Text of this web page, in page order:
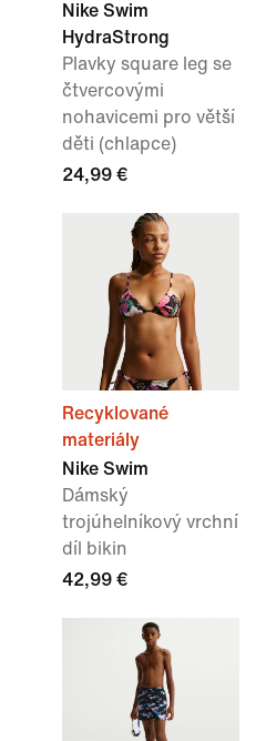
Nike Swim
HydraStrong
Plavky square leg se
čtvercovými
nohavicemi pro větší
děti (chlapce)
24,99 €
Recyklované
materiály
Nike Swim
Dámský
trojúhelníkový vrchní
díl bikin
42,99 €